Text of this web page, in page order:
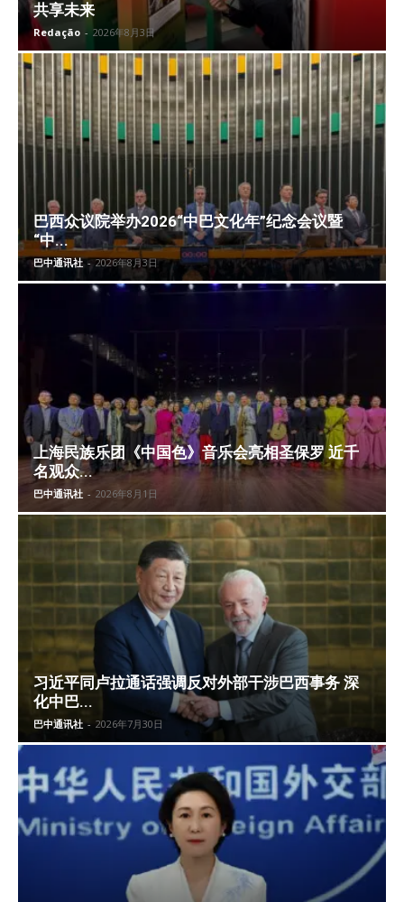
共享未来
Redação - 2026年8月3日
巴西众议院举办2026“中巴文化年”纪念会议暨
“中...
巴中通讯社 - 2026年8月3日
上海民族乐团《中国色》音乐会亮相圣保罗 近千
名观众...
巴中通讯社 - 2026年8月1日
习近平同卢拉通话强调反对外部干涉巴西事务 深
化中巴...
巴中通讯社 - 2026年7月30日